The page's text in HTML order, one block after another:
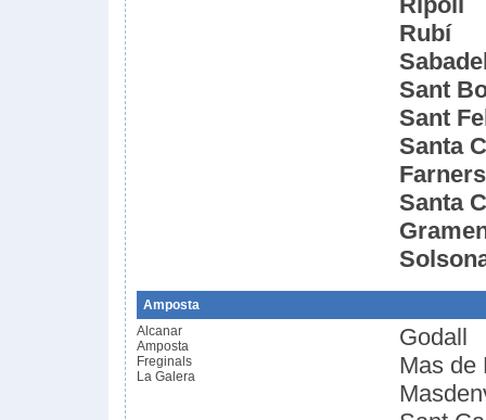
Rubí
Sant
Sant
Santa
Farners
Santa
Amposta
Alcanar
Amposta
Freginals
La Galera
Godall
Mas de